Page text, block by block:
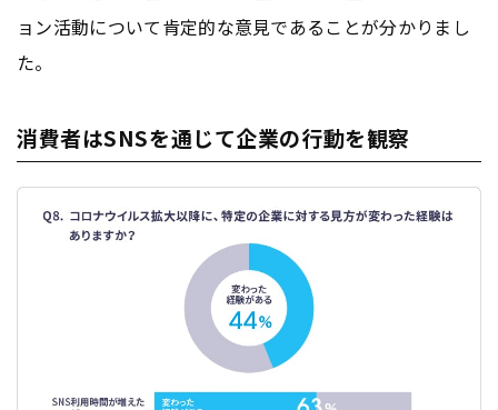
ョン活動について肯定的な意見であることが分かりまし
た。
消費者はSNSを通じて企業の行動を観察